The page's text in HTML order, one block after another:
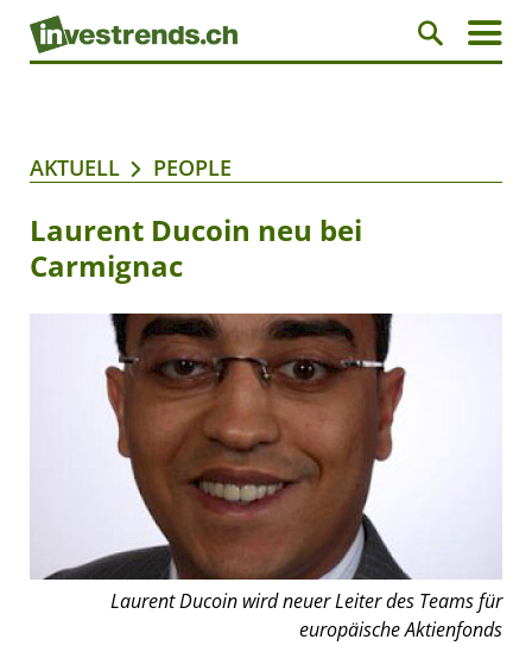
AKTUELL PEOPLE
Laurent Ducoin neu bei
Carmignac
Laurent Ducoin wird neuer Leiter des Teams für
europäische Aktienfonds